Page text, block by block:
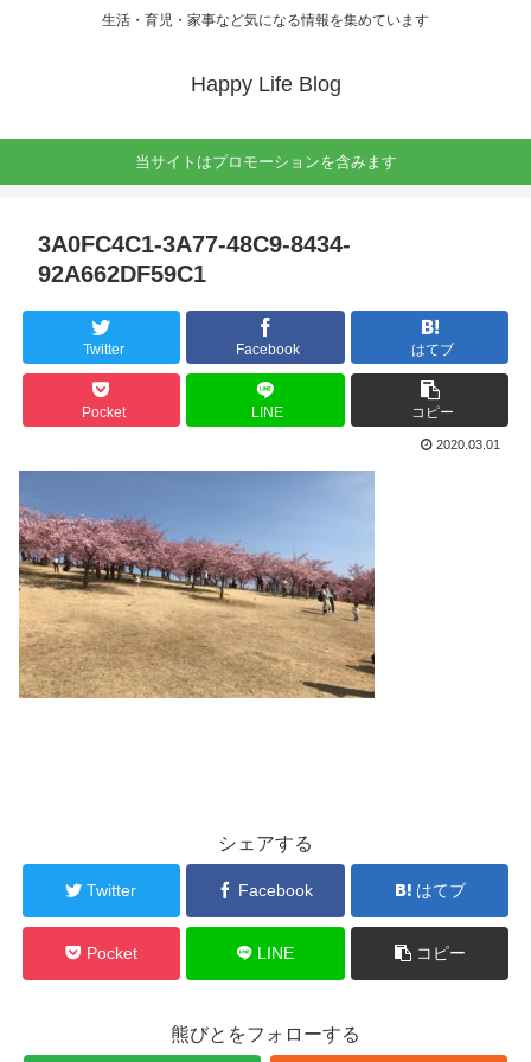
生活・育児・家事など気になる情報を集めています
Happy Life Blog
当サイトはプロモーションを含みます
3A0FC4C1-3A77-48C9-8434-
92A662DF59C1
Twitter Facebook はてブ
Pocket LINE コピー
2020.03.01
シェアする
Twitter Facebook はてブ
Pocket LINE コピー
熊びとをフォローする